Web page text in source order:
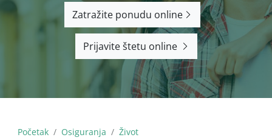
Zatražite ponudu online
Prijavite štetu online
Početak Osiguranja
Život